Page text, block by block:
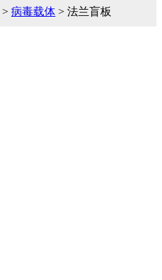
>病毒载体 > 法兰盲板